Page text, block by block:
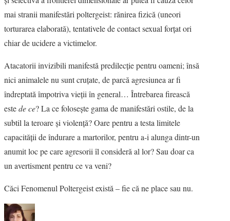
mai stranii manifestări poltergeist: rănirea fizică (uneori
torturarea elaborată), tentativele de contact sexual forţat ori
chiar de ucidere a victimelor.
Atacatorii invizibili manifestă predilecţie pentru oameni; însă
nici animalele nu sunt cruţate, de parcă agresiunea ar fi
îndreptată împotriva vieţii în general… Întrebarea firească
estede ce? La ce foloseşte gama de manifestări ostile, de la
subtil la teroare şi violenţă? Oare pentru a testa limitele
capacităţii de îndurare a martorilor, pentru a-i alunga dintr-un
anumit loc pe care agresorii îl consideră al lor? Sau doar ca
un avertisment pentru ce va veni?
Căci Fenomenul Poltergeist există – fie că ne place sau nu.